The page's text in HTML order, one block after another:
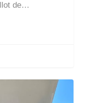
de…